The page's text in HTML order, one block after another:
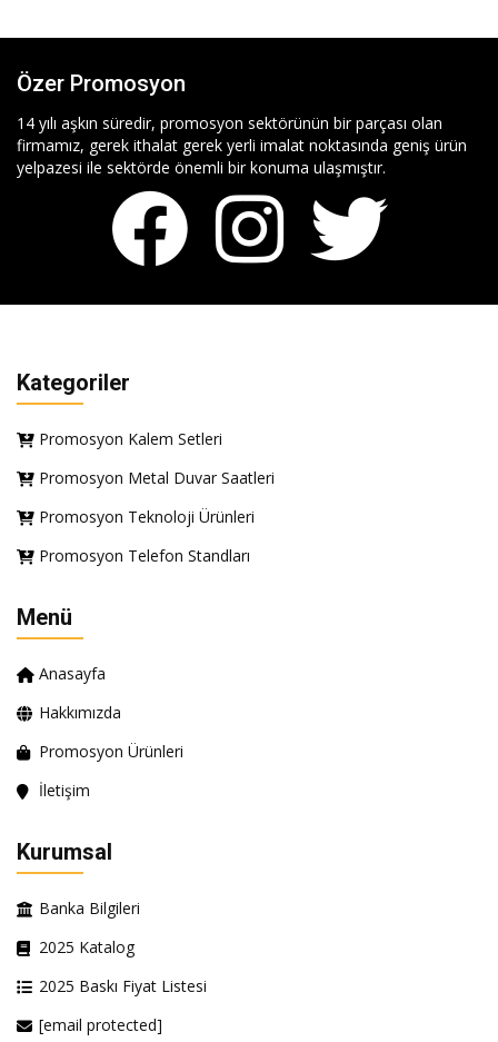
Özer Promosyon
14 yılı aşkın süredir, promosyon sektörünün bir parçası olan
firmamız, gerek ithalat gerek yerli imalat noktasında geniş ürün
yelpazesi ile sektörde önemli bir konuma ulaşmıştır.
Kategoriler
Promosyon Kalem Setleri
Promosyon Metal Duvar Saatleri
Promosyon Teknoloji Ürünleri
Promosyon Telefon Standları
Menü
Anasayfa
Hakkımızda
Promosyon Ürünleri
İletişim
Kurumsal
Banka Bilgileri
2025 Katalog
2025 Baskı Fiyat Listesi
[email protected]